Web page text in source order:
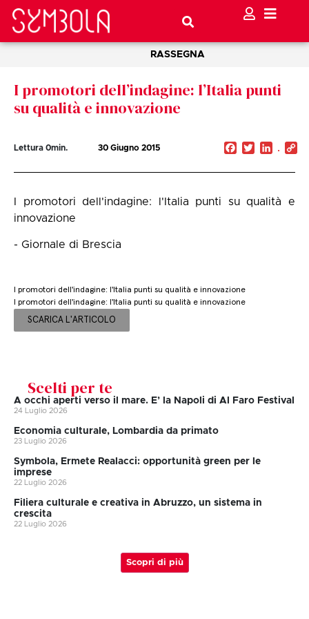
RASSEGNA
I promotori dell’indagine: l’Italia punti
su qualità e innovazione
Lettura 0min. 30 Giugno 2015 Facebook
Twitter
I promotori dell'indagine: l'Italia punti su qualità e
innovazione
- Giornale di Brescia
I promotori dell'indagine: l'Italia punti su qualità e innovazione
I promotori dell'indagine: l'Italia punti su qualità e innovazione
SCARICA L'ARTICOLO
Scelti per te
A occhi aperti verso il mare. E’ la Napoli di Al Faro Festival
24 Luglio 2026
Economia culturale, Lombardia da primato
23 Luglio 2026
Symbola, Ermete Realacci: opportunità green per le
imprese
22 Luglio 2026
Filiera culturale e creativa in Abruzzo, un sistema in
crescita
22 Luglio 2026
Scopri di più